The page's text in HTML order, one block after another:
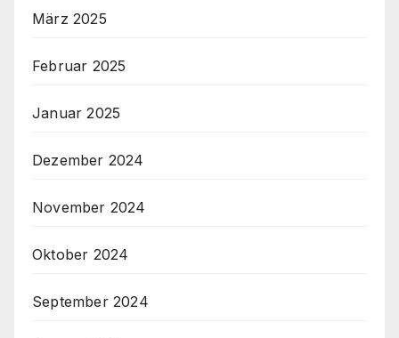
März 2025
Februar 2025
Januar 2025
Dezember 2024
November 2024
Oktober 2024
September 2024